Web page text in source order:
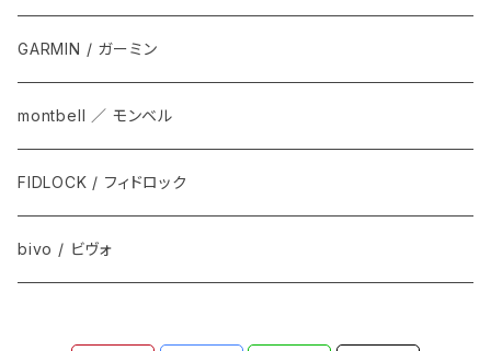
GARMIN / ガーミン
montbell ／ モンベル
FIDLOCK / フィドロック
bivo / ビヴォ